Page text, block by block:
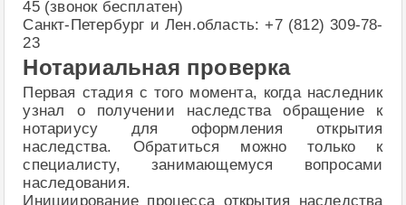
45 (звонок бесплатен)
Санкт-Петербург и Лен.область: +7 (812) 309-78-
23
Нотариальная проверка
Первая стадия с того момента, когда наследник
узнал о получении наследства обращение к
нотариусу для оформления открытия
наследства. Обратиться можно только к
специалисту, занимающемуся вопросами
наследования.
Инициирование процесса открытия наследства